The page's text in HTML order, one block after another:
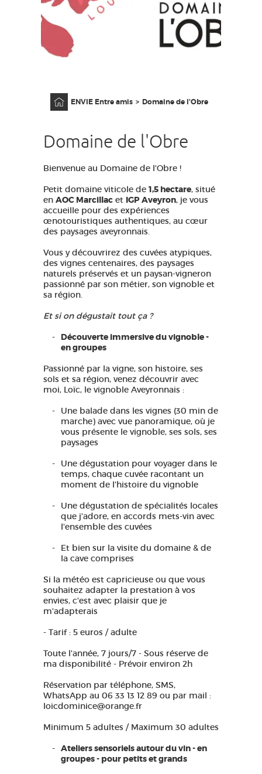
MA SÉLECTION
ENVIE Entre amis Domaine de l'Obre
Domaine de l'Obre
Bienvenue au Domaine de l'Obre !
Petit domaine viticole de 1,5 hectare, situé
en AOC Marcillac et IGP Aveyron, je vous
accueille pour des expériences
œnotouristiques authentiques, au cœur
des paysages aveyronnais.
Vous y découvrirez des cuvées atypiques,
des vignes centenaires, des paysages
naturels préservés et un paysan-vigneron
passionné par son métier, son vignoble et
sa région.
Et si on dégustait tout ça ?
Découverte immersive du vignoble -
en groupes
Passionné par la vigne, son histoire, ses
sols et sa région, venez découvrir avec
moi, Loïc, le vignoble Aveyronnais :
Une balade dans les vignes (30 min de
marche) avec vue panoramique, où je
vous présente le vignoble, ses sols, ses
paysages
Une dégustation pour voyager dans le
temps, chaque cuvée racontant un
moment de l'histoire du vignoble
Une dégustation de spécialités locales
que j'adore, en accords mets-vin avec
l'ensemble des cuvées
Et bien sur la visite du domaine & de
la cave comprises
Si la météo est capricieuse ou que vous
souhaitez adapter la prestation à vos
envies, c'est avec plaisir que je
m'adapterais
- Tarif : 5 euros / adulte
Toute l'année, 7 jours/7 - Sous réserve de
ma disponibilité - Prévoir environ 2h
Réservation par téléphone, SMS,
WhatsApp au 06 33 13 12 89 ou par mail :
loicdominice@orange.fr
Minimum 5 adultes / Maximum 30 adultes
Ateliers sensoriels autour du vin - en
groupes - pour petits et grands